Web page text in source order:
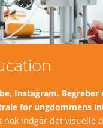
Instagram.
for ungdommens
nok indgår det visuelle